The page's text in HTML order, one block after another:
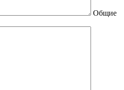
Общие